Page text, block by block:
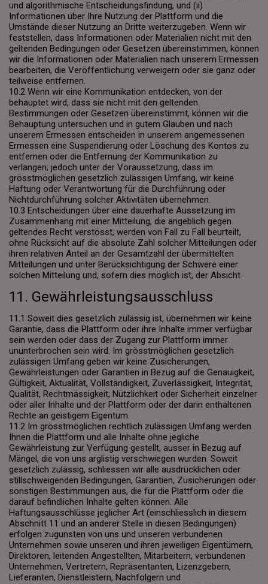
und algorithmische Entscheidungsfindung, und (ii)
Informationen über Ihre Nutzung der Plattform und die
Umstände dieser Nutzung an Dritte weiterzugeben. Wenn wir
feststellen, dass Informationen oder Materialien nicht mit den
geltenden Bedingungen oder Gesetzen übereinstimmen, können
wir die Informationen oder Materialien nach unserem Ermessen
bearbeiten, die Veröffentlichung verweigern oder sie ganz oder
teilweise entfernen.
10.2 Wenn wir eine Kommunikation entdecken, von der
behauptet wird, dass sie nicht mit den geltenden
Bestimmungen oder Gesetzen übereinstimmt, können wir die
Behauptung untersuchen und in gutem Glauben und nach
unserem Ermessen entscheiden in unserem angemessenen
Ermessen eine Suspendierung oder Löschung des Kontos zu
entfernen oder die Entfernung der Kommunikation zu
verlangen; jedoch unter der Voraussetzung, dass im
grösstmöglichen gesetzlich zulässigen Umfang, wir keine
Haftung oder Verantwortung für die Durchführung oder
Nichtdurchführung solcher Aktivitäten übernehmen.
10.3 Entscheidungen über eine dauerhafte Aussetzung im
Zusammenhang mit einer Mitteilung, die angeblich gegen
geltendes Recht verstösst, werden von Fall zu Fall beurteilt,
ohne Rücksicht auf die absolute Zahl solcher Mitteilungen oder
ihren relativen Anteil an der Gesamtzahl der übermittelten
Mitteilungen und unter Berücksichtigung der Schwere einer
solchen Mitteilung und, sofern dies möglich ist, der Absicht.
11. Gewährleistungsausschluss
11.1 Soweit dies gesetzlich zulässig ist, übernehmen wir keine
Garantie, dass die Plattform oder ihre Inhalte immer verfügbar
sein werden oder dass der Zugang zur Plattform immer
ununterbrochen sein wird. Im grösstmöglichen gesetzlich
zulässigen Umfang geben wir keine Zusicherungen,
Gewährleistungen oder Garantien in Bezug auf die Genauigkeit,
Gültigkeit, Aktualität, Vollständigkeit, Zuverlässigkeit, Integrität,
Qualität, Rechtmässigkeit, Nützlichkeit oder Sicherheit einzelner
oder aller Inhalte und der Plattform oder der darin enthaltenen
Rechte an geistigem Eigentum.
11.2 Im grösstmöglichen rechtlich zulässigen Umfang werden
Ihnen die Plattform und alle Inhalte ohne jegliche
Gewährleistung zur Verfügung gestellt, ausser in Bezug auf
Mängel, die von uns arglistig verschwiegen wurden. Soweit
gesetzlich zulässig, schliessen wir alle ausdrücklichen oder
stillschweigenden Bedingungen, Garantien, Zusicherungen oder
sonstigen Bestimmungen aus, die für die Plattform oder die
darauf befindlichen Inhalte gelten können. Alle
Haftungsausschlüsse jeglicher Art (einschliesslich in diesem
Abschnitt 11 und an anderer Stelle in diesen Bedingungen)
erfolgen zugunsten von uns und unseren verbundenen
Unternehmen sowie unseren und ihren jeweiligen Eigentümern,
Direktoren, leitenden Angestellten, Mitarbeitern, verbundenen
Unternehmen, Vertretern, Repräsentanten, Lizenzgebern,
Lieferanten, Dienstleistern, Nachfolgern und